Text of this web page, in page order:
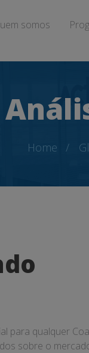
somos
Home
para qualquer
sobre o